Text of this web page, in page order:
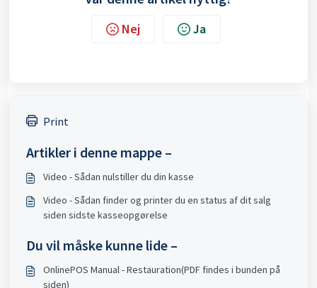
Nej Ja
Print
Artikler i denne mappe –
Video - Sådan nulstiller du din kasse
Video - Sådan finder og printer du en status af dit salg
siden sidste kasseopgørelse
Du vil måske kunne lide –
OnlinePOS Manual - Restauration(PDF findes i bunden på
siden)